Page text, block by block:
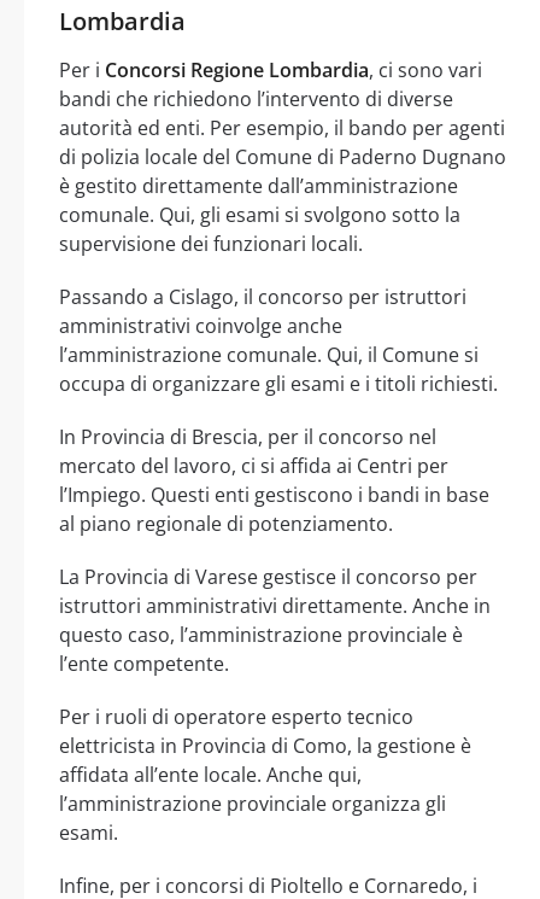
Lombardia
Per i Concorsi Regione Lombardia, ci sono vari
bandi che richiedono l’intervento di diverse
autorità ed enti. Per esempio, il bando per agenti
di polizia locale del Comune di Paderno Dugnano
è gestito direttamente dall’amministrazione
comunale. Qui, gli esami si svolgono sotto la
supervisione dei funzionari locali.
Passando a Cislago, il concorso per istruttori
amministrativi coinvolge anche
l’amministrazione comunale. Qui, il Comune si
occupa di organizzare gli esami e i titoli richiesti.
In Provincia di Brescia, per il concorso nel
mercato del lavoro, ci si affida ai Centri per
l’Impiego. Questi enti gestiscono i bandi in base
al piano regionale di potenziamento.
La Provincia di Varese gestisce il concorso per
istruttori amministrativi direttamente. Anche in
questo caso, l’amministrazione provinciale è
l’ente competente.
Per i ruoli di operatore esperto tecnico
elettricista in Provincia di Como, la gestione è
affidata all’ente locale. Anche qui,
l’amministrazione provinciale organizza gli
esami.
Infine, per i concorsi di Pioltello e Cornaredo, i